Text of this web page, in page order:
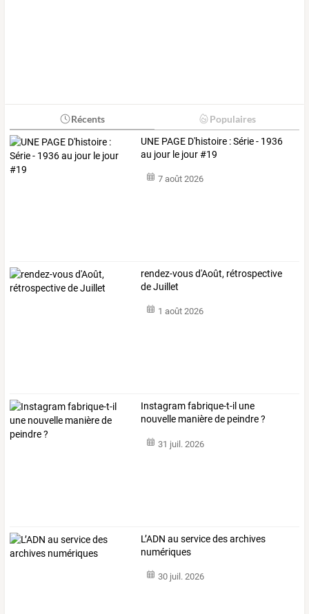
Récents Populaires
UNE PAGE D'histoire : Série - 1936
au jour le jour #19
7 août 2026
rendez-vous d'Août, rétrospective
de Juillet
1 août 2026
Instagram fabrique-t-il une
nouvelle manière de peindre ?
31 juil. 2026
L’ADN au service des archives
numériques
30 juil. 2026